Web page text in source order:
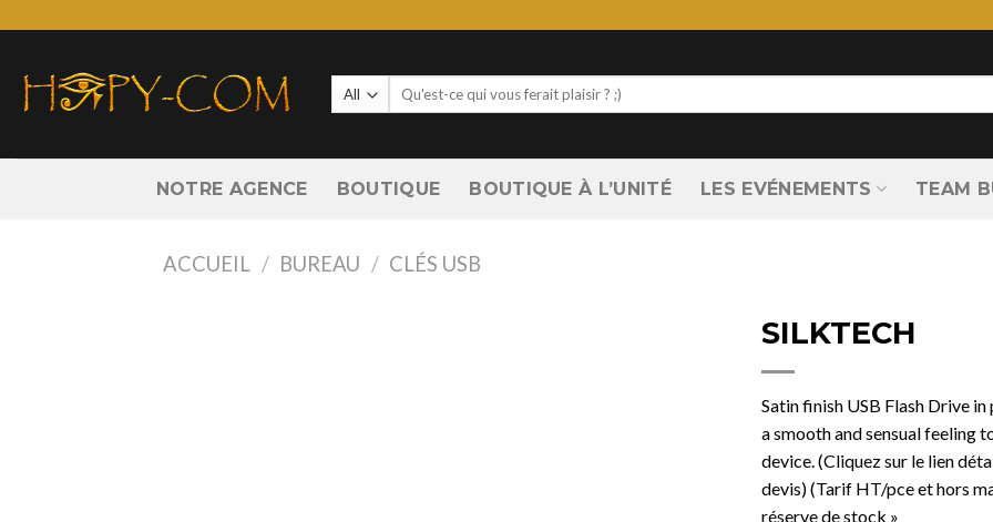
Recherche
pour :
NOTRE AGENCE BOUTIQUE BOUTIQUE À L’UNITÉ LES EVÉNEMENTS TEAM
ACCUEIL / BUREAU / CLÉS USB
SILKTECH
Satin finish USB Flash Drive
a smooth and sensual feeling
device. (Cliquez sur le lien
devis) (Tarif HT/pce et hors
réserve de stock »